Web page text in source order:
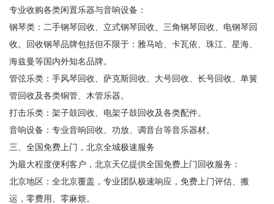
专业收购各类闲置乐器与音响设备：
钢琴类：二手钢琴回收、立式钢琴回收、三角钢琴回收、电钢琴回
收。回收钢琴品牌包括但不限于：雅马哈、卡瓦依、珠江、星海、
海兹曼等国内外知名品牌。
管弦乐类：手风琴回收、萨克斯回收、大号回收、长号回收、单簧
管回收及各类铜管、木管乐器。
打击乐类：架子鼓回收、电架子鼓回收及各类配件。
音响设备：专业音响回收、功放、调音台等音乐器材。
三、全国免费上门，北京全城极速服务
为最大程度便利客户，北京天亿提供全国免费上门回收服务：
北京地区：全北京覆盖，专业团队极速响应，免费上门评估、搬
运，零费用、零麻烦。